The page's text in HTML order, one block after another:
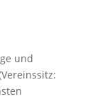
und